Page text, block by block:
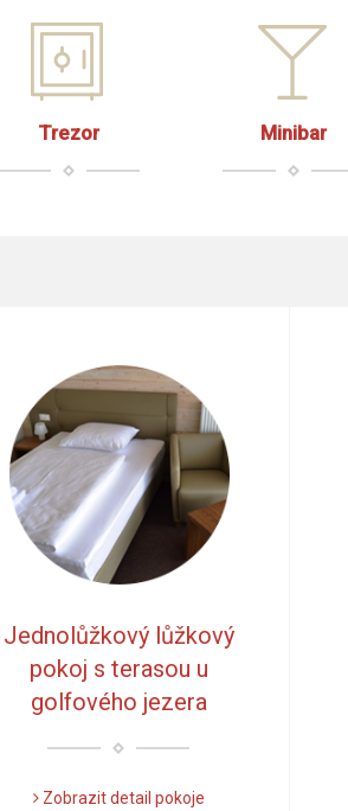
Trezor Minibar
Jednolůžkový lůžkový
pokoj s terasou u
golfového jezera
Zobrazit detail pokoje